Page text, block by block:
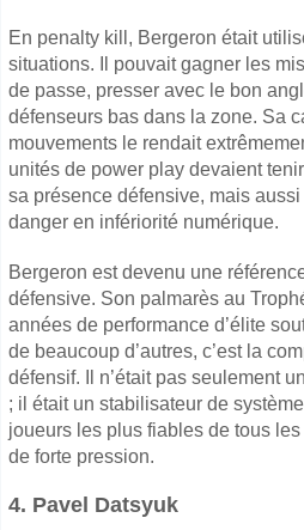
En penalty kill, Bergeron était
situations. Il pouvait gagner les
de passe, presser avec le bon
défenseurs bas dans la zone. Sa
mouvements le rendait
unités de power play devaient
sa présence défensive, mais
danger en infériorité numérique.
Bergeron est devenu une
défensive. Son palmarès au
années de performance d’élite
de beaucoup d’autres, c’est la
défensif. Il n’était pas seulement
; il était un stabilisateur de
joueurs les plus fiables de tous
de forte pression.
4. Pavel Datsyuk